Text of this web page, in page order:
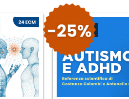
CONVEGNO